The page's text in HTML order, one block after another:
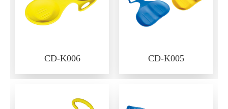
CD-K006 CD-K005